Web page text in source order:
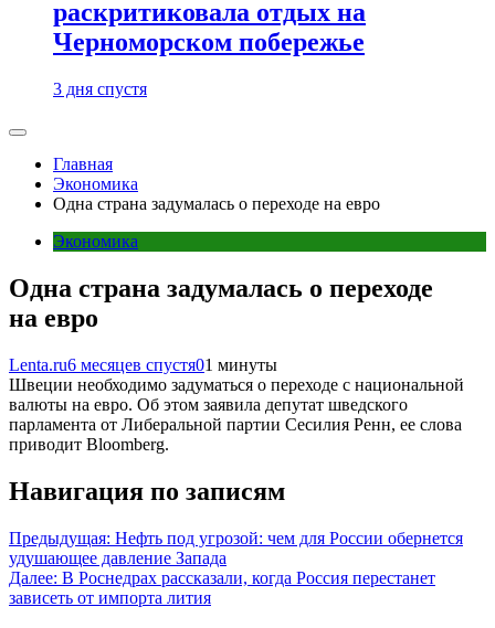
раскритиковала отдых на
Черноморском побережье
3 дня спустя
Главная
Экономика
Одна страна задумалась о переходе на евро
Экономика
Одна страна задумалась о переходе
на евро
Lenta.ru6 месяцев спустя01 минуты
Швеции необходимо задуматься о переходе с национальной
валюты на евро. Об этом заявила депутат шведского
парламента от Либеральной партии Сесилия Ренн, ее слова
приводит Bloomberg.
Навигация по записям
Предыдущая: Нефть под угрозой: чем для России обернется
удушающее давление Запада
Далее: В Роснедрах рассказали, когда Россия перестанет
зависеть от импорта лития